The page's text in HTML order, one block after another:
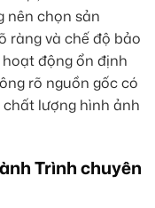
nên chọn sản
ràng và chế độ bảo
động ổn định
rõ nguồn gốc có
lượng hình ảnh
Trình chuyên